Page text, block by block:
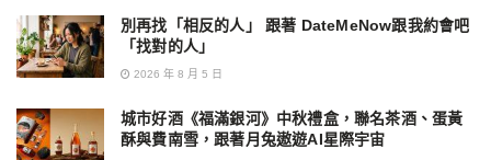
別再找「相反的人」 跟著 DateMeNow跟我約會吧
「找對的人」
2026 年 8 月 5 日
城市好酒《福滿銀河》中秋禮盒，聯名茶酒、蛋黃
酥與費南雪，跟著月兔遨遊AI星際宇宙